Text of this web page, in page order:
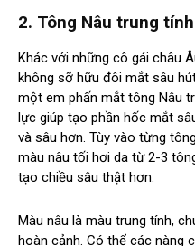
2. Tông Nâu trung tính
Khác với những cô gái châu
không sỡ hữu đôi mắt sâu
một em phấn mắt tông Nâu
lực giúp tạo phần hốc mắt
và sâu hơn. Tùy vào từng
màu nâu tối hơi da từ 2-3
tạo chiều sâu thật hơn.
Màu nâu là màu trung tính,
hoàn cảnh. Có thể các nàng